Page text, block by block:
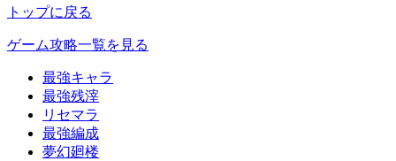
トップに戻る
ゲーム攻略一覧を見る
最強キャラ
最強残滓
リセマラ
最強編成
夢幻廻楼